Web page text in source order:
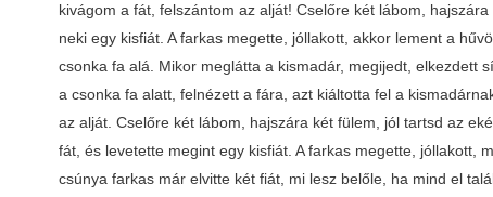
kivágom a fát, felszántom az alját! Cselőre két lábom,
neki egy kisfiát. A farkas megette, jóllakott, akkor lement a
csonka fa alá. Mikor meglátta a kismadár, megijedt, elkezdett
a csonka fa alatt, felnézett a fára, azt kiáltotta fel a
az alját. Cselőre két lábom, hajszára két fülem, jól tartsd az
fát, és levetette megint egy kisfiát. A farkas megette, jóllakott,
csúnya farkas már elvitte két fiát, mi lesz belőle, ha mind el